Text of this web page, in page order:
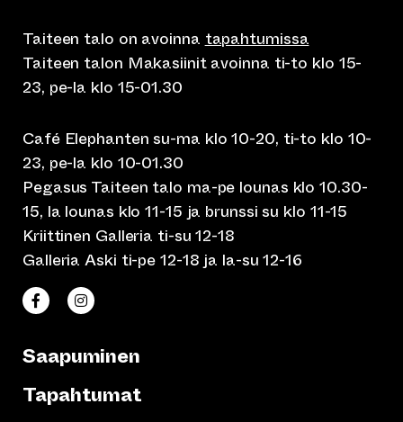
Taiteen talo on avoinna tapahtumissa
Taiteen talon Makasiinit avoinna ti-to klo 15-
23, pe-la klo 15-01.30
Café Elephanten su-ma klo 10-20, ti-to klo 10-
23, pe-la klo 10-01.30
Pegasus Taiteen talo ma-pe lounas klo 10.30-
15, la lounas klo 11-15 ja brunssi su klo 11-15
Kriittinen Galleria ti-su 12-18
Galleria Aski ti-pe 12-18 ja la-su 12-16
Taiteen talo Facebookissa
(siirtyy toiseen verkkopalveluun)
Taiteen talo Instagramissa
(siirtyy toiseen verkkopalveluun)
Saapuminen
Tapahtumat